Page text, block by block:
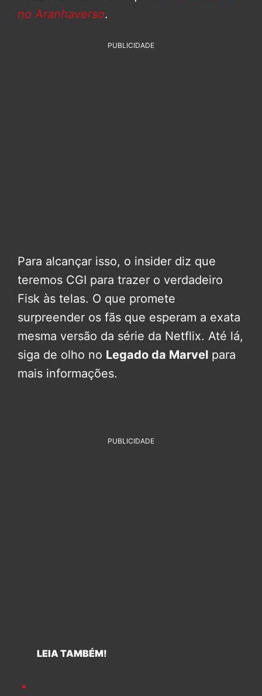
no Aranhaverso.
PUBLICIDADE
Para alcançar isso, o insider diz que
teremos CGI para trazer o verdadeiro
Fisk às telas. O que promete
surpreender os fãs que esperam a exata
mesma versão da série da Netflix. Até lá,
siga de olho no Legado da Marvel para
mais informações.
PUBLICIDADE
LEIA TAMBÉM!